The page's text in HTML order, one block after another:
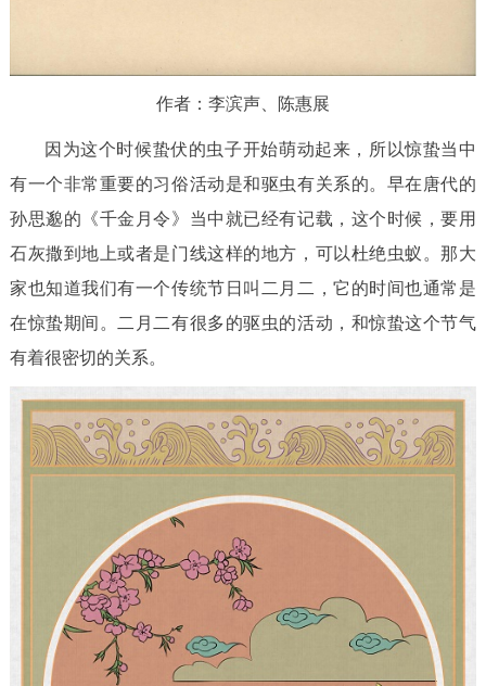
作者：李滨声、陈惠展
因为这个时候蛰伏的虫子开始萌动起来，所以惊蛰当中
有一个非常重要的习俗活动是和驱虫有关系的。早在唐代的
孙思邈的《千金月令》当中就已经有记载，这个时候，要用
石灰撒到地上或者是门线这样的地方，可以杜绝虫蚁。那大
家也知道我们有一个传统节日叫二月二，它的时间也通常是
在惊蛰期间。二月二有很多的驱虫的活动，和惊蛰这个节气
有着很密切的关系。